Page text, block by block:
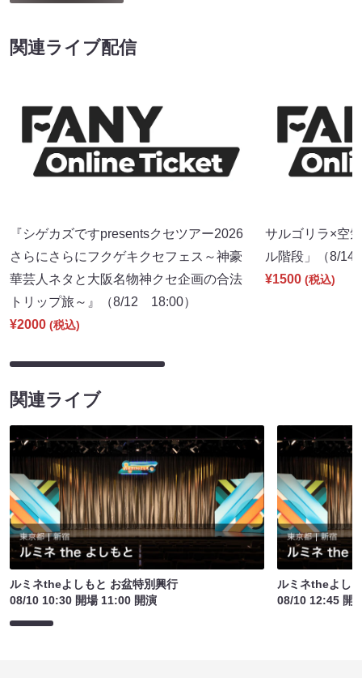
関連ライブ配信
『シゲカズですpresentsクセツアー2026
さらにさらにフクゲキクセフェス～神豪
華芸人ネタと大阪名物神クセ企画の合法
トリップ旅～』（8/12 18:00）
¥2000 (税込)
サルゴリラ×空
ル階段」（8/
¥1500 (税込)
関連ライブ
ルミネtheよしもと お盆特別興行
08/10 10:30 開場 11:00 開演
ルミネtheよし
08/10 12:45 開